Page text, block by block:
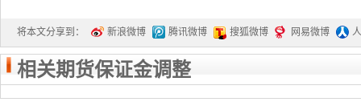
将本文分享到： 新浪微博 腾讯微博 搜狐微博 网易微博
相关期货保证金调整